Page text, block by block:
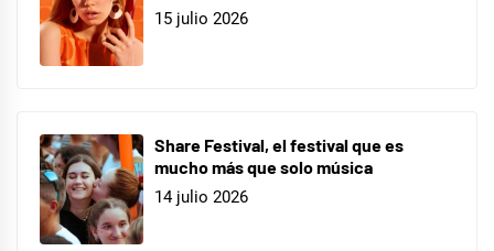
15 julio 2026
Share Festival, el festival que es
mucho más que solo música
14 julio 2026